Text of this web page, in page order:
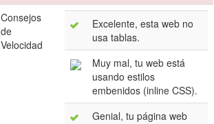
Consejos
de
Velocidad
Excelente, esta web no
usa tablas.
Muy mal, tu web está
usando estilos
embenidos (inline CSS).
Genial, tu página web